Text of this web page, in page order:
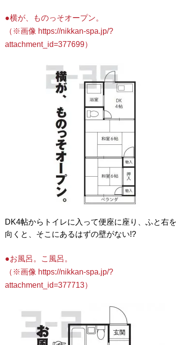
●横が、ものっそオープン。
（※画像 https://nikkan-spa.jp/?
attachment_id=377699）
DK4帖からトイレに入って便座に座り、ふと右を
向くと、そこにあるはずの壁がない!?
●お風呂。こ風呂。
（※画像 https://nikkan-spa.jp/?
attachment_id=377713）